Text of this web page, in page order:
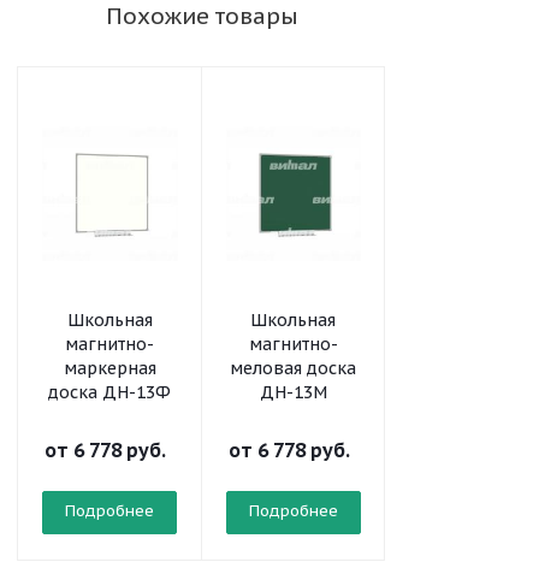
Похожие товары
Школьная
магнитно-
маркерная
доска ДН-13Ф
от 6 778 руб.
Подробнее
Школьная
магнитно-
меловая доска
ДН-13М
от 6 778 руб.
Подробнее